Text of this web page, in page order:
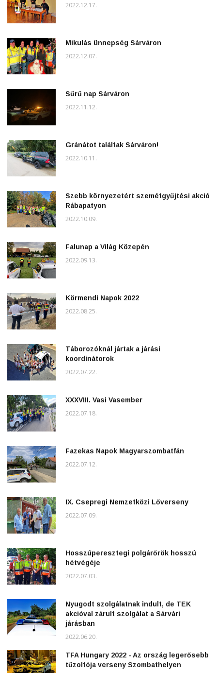
2022.12.17.
Mikulás ünnepség Sárváron
2022.12.07.
Sűrű nap Sárváron
2022.11.12.
Gránátot találtak Sárváron!
2022.10.11.
Szebb környezetért szemétgyűjtési akció
Rábapatyon
2022.10.09.
Falunap a Világ Közepén
2022.09.13.
Körmendi Napok 2022
2022.08.25.
Táborozóknál jártak a járási
koordinátorok
2022.07.22.
XXXVIII. Vasi Vasember
2022.07.18.
Fazekas Napok Magyarszombatfán
2022.07.12.
IX. Csepregi Nemzetközi Lőverseny
2022.07.09.
Hosszúperesztegi polgárőrök hosszú
hétvégéje
2022.07.03.
Nyugodt szolgálatnak indult, de TEK
akcióval zárult szolgálat a Sárvári
járásban
2022.06.20.
TFA Hungary 2022 - Az ország legerősebb
tűzoltója verseny Szombathelyen